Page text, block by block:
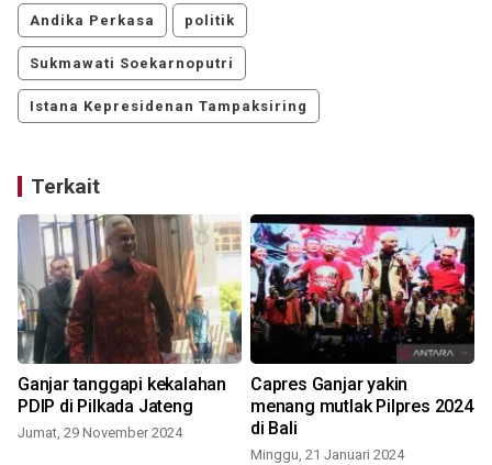
Andika Perkasa politik
Sukmawati Soekarnoputri
Istana Kepresidenan Tampaksiring
Terkait
Ganjar tanggapi kekalahan
PDIP di Pilkada Jateng
Jumat, 29 November 2024
Capres Ganjar yakin
menang mutlak Pilpres 2024
di Bali
Minggu, 21 Januari 2024